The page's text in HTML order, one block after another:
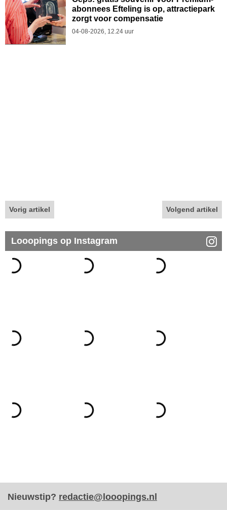
abonnees Efteling is op, attractiepark
zorgt voor compensatie
04-08-2026, 12.24 uur
Vorig artikel Volgend artikel
Looopings op Instagram
Nieuwstip? redactie@looopings.nl